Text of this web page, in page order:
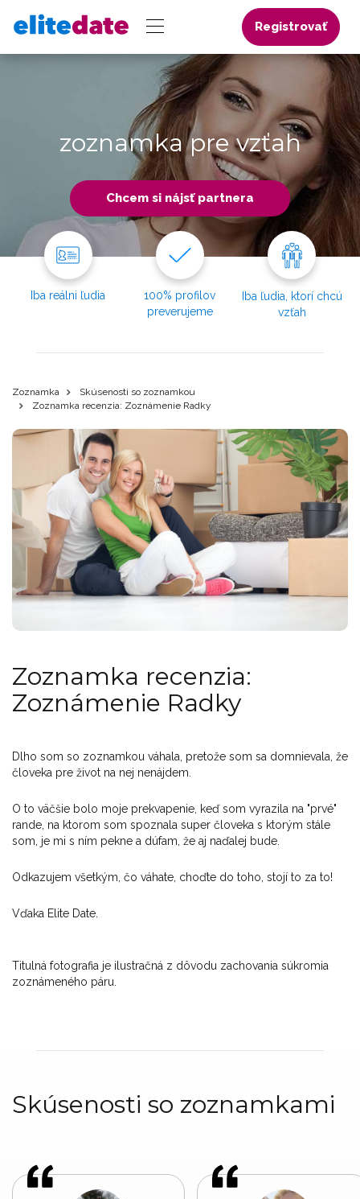
Registrovať
zoznamka pre vzťah
Chcem si nájsť partnera
Iba reálni ľudia
100% profilov
preverujeme
Iba ľudia, ktorí chcú
vzťah
Zoznamka
Skúsenosti so zoznamkou
Zoznamka recenzia: Zoznámenie Radky
Zoznamka recenzia:
Zoznámenie Radky
Dlho som so zoznamkou váhala, pretože som sa domnievala, že
človeka pre život na nej nenájdem.
O to väčšie bolo moje prekvapenie, keď som vyrazila na "prvé"
rande, na ktorom som spoznala super človeka s ktorým stále
som, je mi s ním pekne a dúfam, že aj naďalej bude.
Odkazujem všetkým, čo váhate, choďte do toho, stojí to za to!
Vďaka Elite Date.
Titulná fotografia je ilustračná z dôvodu zachovania súkromia
zoznámeného páru.
Skúsenosti so zoznamkami